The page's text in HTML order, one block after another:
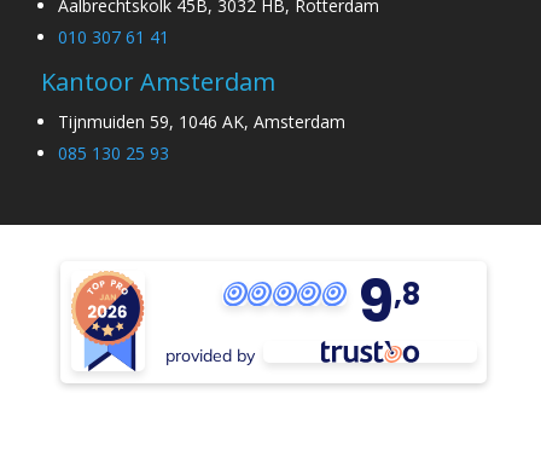
Aalbrechtskolk 45B, 3032 HB, Rotterdam
010 307 61 41
Kantoor Amsterdam
Tijnmuiden 59, 1046 AK, Amsterdam
085 130 25 93
9,8
provided by